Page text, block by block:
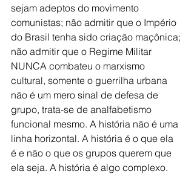
sejam adeptos do movimento
comunistas; não admitir que o Império
do Brasil tenha sido criação maçônica;
não admitir que o Regime Militar
NUNCA combateu o marxismo
cultural, somente o guerrilha urbana
não é um mero sinal de defesa de
grupo, trata-se de analfabetismo
funcional mesmo. A história não é uma
linha horizontal. A história é o que ela
é e não o que os grupos querem que
ela seja. A história é algo complexo.